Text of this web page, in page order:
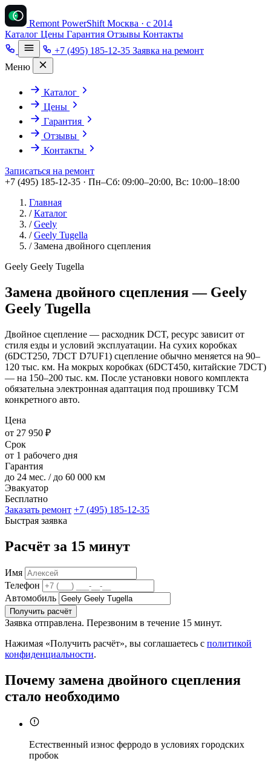
Remont PowerShift Москва · с 2014
Каталог Цены Гарантия Отзывы Контакты
+7 (495) 185-12-35 Заявка на ремонт
Меню
Каталог
Цены
Гарантия
Отзывы
Контакты
Записаться на ремонт
+7 (495) 185-12-35 · Пн–Сб: 09:00–20:00, Вс: 10:00–18:00
Главная
/ Каталог
/ Geely
/ Geely Tugella
/ Замена двойного сцепления
Geely Geely Tugella
Замена двойного сцепления — Geely
Geely Tugella
Двойное сцепление — расходник DCT, ресурс зависит от
стиля езды и условий эксплуатации. На сухих коробках
(6DCT250, 7DCT D7UF1) сцепление обычно меняется на 90–
120 тыс. км. На мокрых коробках (6DCT450, китайские 7DCT)
— на 150–200 тыс. км. После установки нового комплекта
обязательна электронная адаптация под прошивку TCM
конкретного авто.
Цена
от 27 950 ₽
Срок
от 1 рабочего дня
Гарантия
до 24 мес. / до 60 000 км
Эвакуатор
Бесплатно
Заказать ремонт +7 (495) 185-12-35
Быстрая заявка
Расчёт за 15 минут
Имя
Телефон
Автомобиль
Получить расчёт
Заявка отправлена. Перезвоним в течение 15 минут.
Нажимая «Получить расчёт», вы соглашаетесь с политикой
конфиденциальности.
Почему замена двойного сцепления
стало необходимо
Естественный износ ферродо в условиях городских
пробок